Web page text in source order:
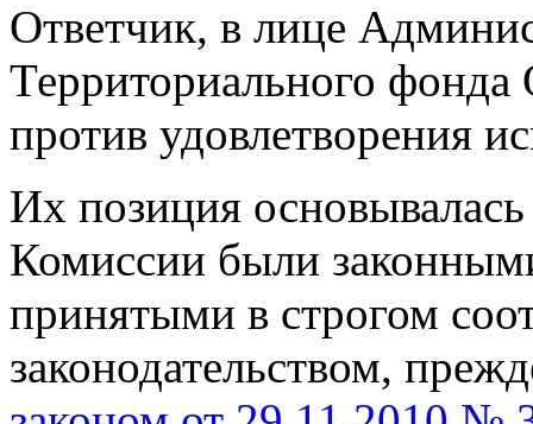
Ответчик, в лице
Территориального
против удовлетворения
Их позиция
Комиссии были
принятыми в строгом
законодательством,